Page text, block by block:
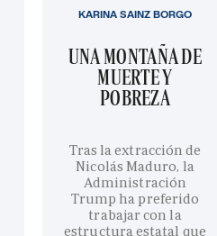
UNA MONTAÑA DE
MUERTE Y
POBREZA
Tras la extracción de
Nicolás Maduro, la
Administración
Trump ha preferido
trabajar con la
estructura estatal que
KARINA SAINZ BORGO